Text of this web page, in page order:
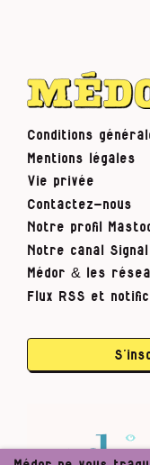
Conditions
Mentions légales
Vie privée
Contactez-nous
Notre profil
Notre canal Signal
Médor & les
Flux RSS et